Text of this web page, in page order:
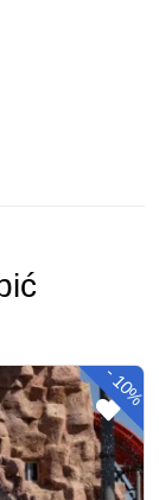
-
10%